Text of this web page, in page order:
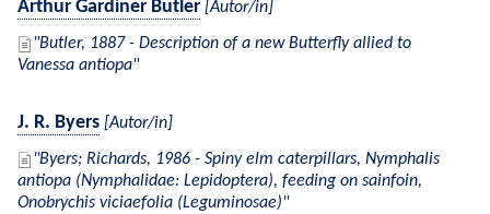
Arthur Gardiner Butler [Autor/in]
Butler, 1887 - Description of a new Butterfly allied to
Vanessa antiopa
J. R. Byers [Autor/in]
Byers; Richards, 1986 - Spiny elm caterpillars, Nymphalis
antiopa (Nymphalidae: Lepidoptera), feeding on sainfoin,
Onobrychis viciaefolia (Leguminosae)